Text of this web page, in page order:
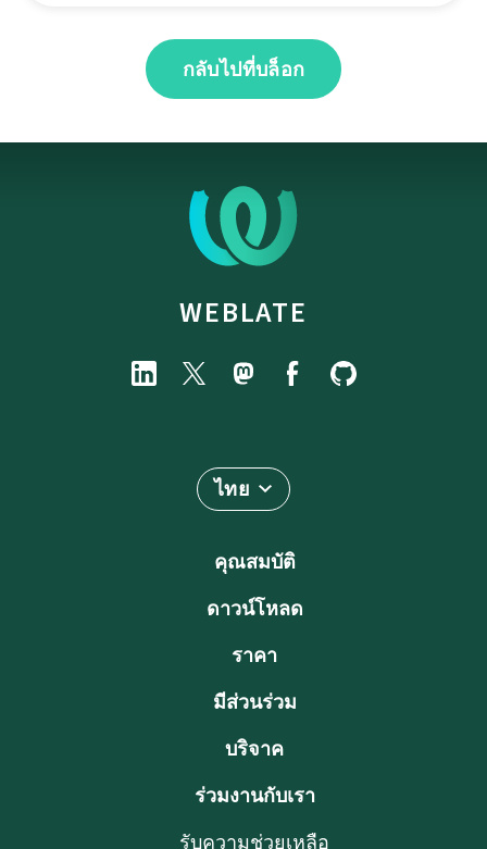
กลับไปที่บล็อก
WEBLATE
ไทย
คุณสมบัติ
ดาวน์โหลด
ราคา
มีส่วนร่วม
บริจาค
ร่วมงานกับเรา
รับความช่วยเหลือ